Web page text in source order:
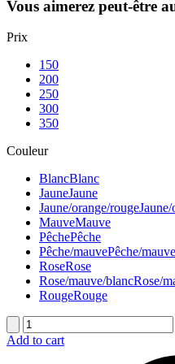
Vous aimerez peut-être
Prix
150
200
250
300
350
Couleur
BlancBlanc
JauneJaune
Jaune/orange/rouge
MauveMauve
PêchePêche
Pêche/mauvePêche/mauve
RoseRose
Rose/mauve/blancRose/
RougeRouge
quantité
de
Add to cart